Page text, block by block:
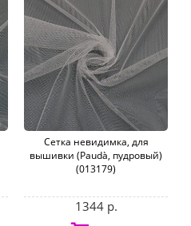
Сетка невидимка, для
вышивки (Paudà, пудровый)
(013179)
1344 р.